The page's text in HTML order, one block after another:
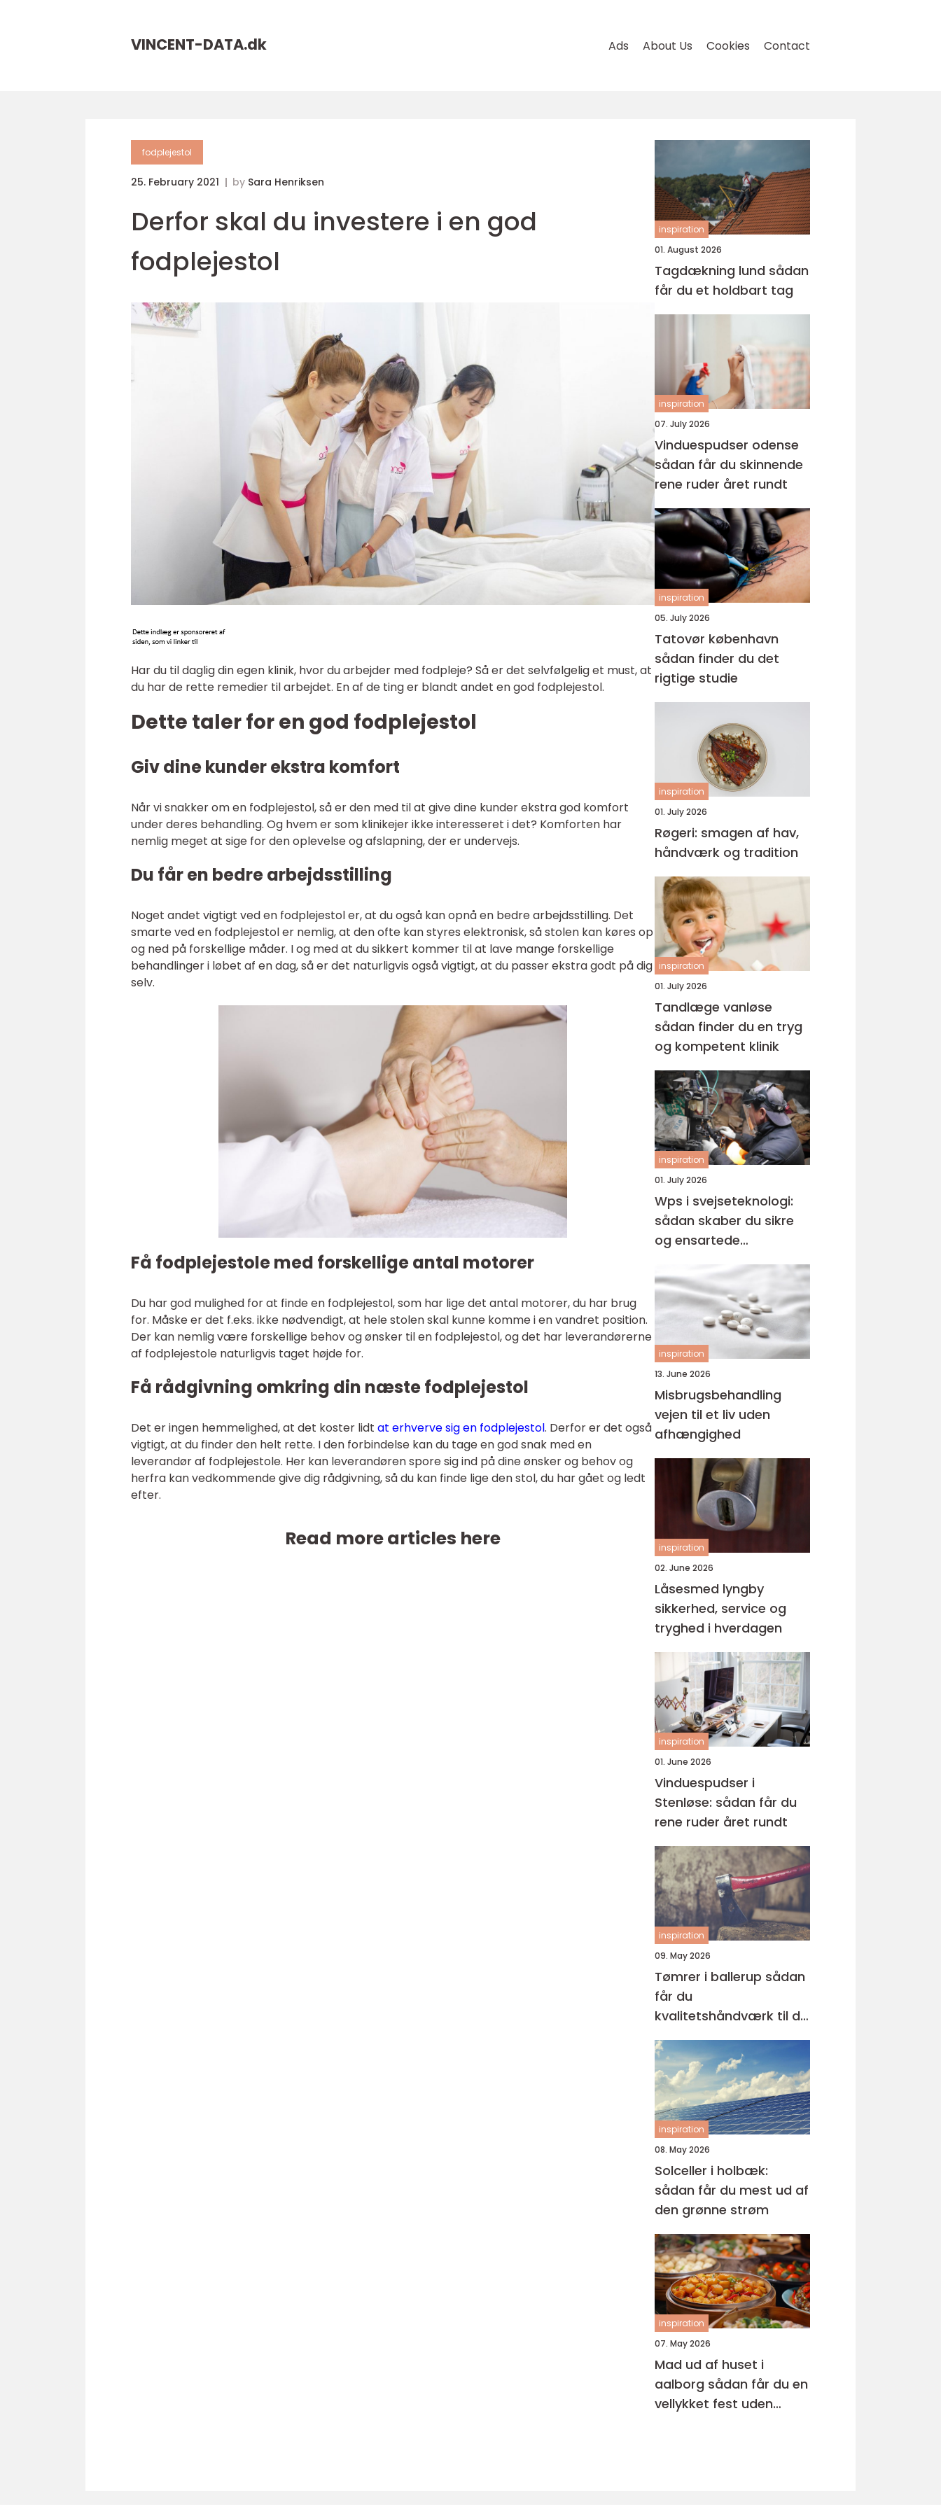
VINCENT-DATA.dk Ads About Us Cookies Contact
fodplejestol
25. February 2021 by Sara Henriksen
Derfor skal du investere i en god
fodplejestol
Har du til daglig din egen klinik, hvor du arbejder med fodpleje? Så er det selvfølgelig et must, at
du har de rette remedier til arbejdet. En af de ting er blandt andet en god fodplejestol.
Dette taler for en god fodplejestol
Giv dine kunder ekstra komfort
Når vi snakker om en fodplejestol, så er den med til at give dine kunder ekstra god komfort
under deres behandling. Og hvem er som klinikejer ikke interesseret i det? Komforten har
nemlig meget at sige for den oplevelse og afslapning, der er undervejs.
Du får en bedre arbejdsstilling
Noget andet vigtigt ved en fodplejestol er, at du også kan opnå en bedre arbejdsstilling. Det
smarte ved en fodplejestol er nemlig, at den ofte kan styres elektronisk, så stolen kan køres op
og ned på forskellige måder. I og med at du sikkert kommer til at lave mange forskellige
behandlinger i løbet af en dag, så er det naturligvis også vigtigt, at du passer ekstra godt på dig
selv.
Få fodplejestole med forskellige antal motorer
Du har god mulighed for at finde en fodplejestol, som har lige det antal motorer, du har brug
for. Måske er det f.eks. ikke nødvendigt, at hele stolen skal kunne komme i en vandret position.
Der kan nemlig være forskellige behov og ønsker til en fodplejestol, og det har leverandørerne
af fodplejestole naturligvis taget højde for.
Få rådgivning omkring din næste fodplejestol
Det er ingen hemmelighed, at det koster lidt at erhverve sig en fodplejestol. Derfor er det også
vigtigt, at du finder den helt rette. I den forbindelse kan du tage en god snak med en
leverandør af fodplejestole. Her kan leverandøren spore sig ind på dine ønsker og behov og
herfra kan vedkommende give dig rådgivning, så du kan finde lige den stol, du har gået og ledt
efter.
Read more articles here
inspiration
01. August 2026
Tagdækning lund sådan
får du et holdbart tag
inspiration
07. July 2026
Vinduespudser odense
sådan får du skinnende
rene ruder året rundt
inspiration
05. July 2026
Tatovør københavn
sådan finder du det
rigtige studie
inspiration
01. July 2026
Røgeri: smagen af hav,
håndværk og tradition
inspiration
01. July 2026
Tandlæge vanløse
sådan finder du en tryg
og kompetent klinik
inspiration
01. July 2026
Wps i svejseteknologi:
sådan skaber du sikre
og ensartede
inspiration
13. June 2026
Misbrugsbehandling
vejen til et liv uden
afhængighed
inspiration
02. June 2026
Låsesmed lyngby
sikkerhed, service og
tryghed i hverdagen
inspiration
01. June 2026
Vinduespudser i
Stenløse: sådan får du
rene ruder året rundt
inspiration
09. May 2026
Tømrer i ballerup sådan
får du
kvalitetshåndværk til dit
næste projekt
inspiration
08. May 2026
Solceller i holbæk:
sådan får du mest ud af
den grønne strøm
inspiration
07. May 2026
Mad ud af huset i
aalborg sådan får du en
vellykket fest uden